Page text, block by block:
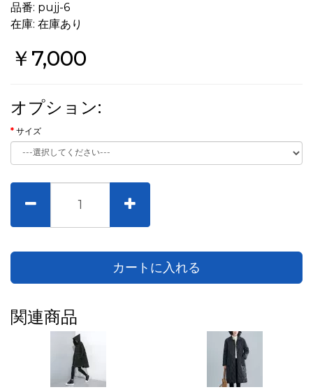
品番: pujj-6
在庫: 在庫あり
￥7,000
オプション:
サイズ
カートに入れる
関連商品